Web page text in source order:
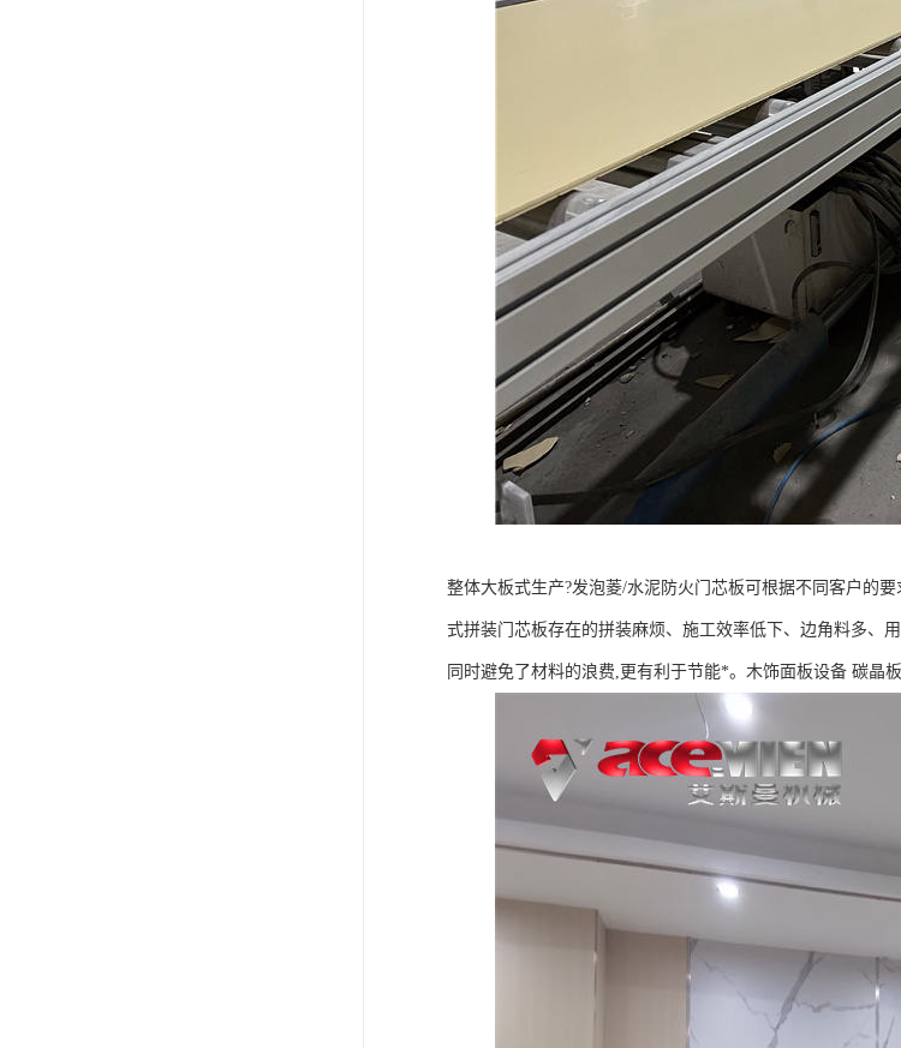
整体大板式生产?发泡菱/水泥防火门芯板可根据不同客户的
式拼装门芯板存在的拼装麻烦、施工效率低下、边角料多、
同时避免了材料的浪费,更有利于节能*。木饰面板设备 碳晶